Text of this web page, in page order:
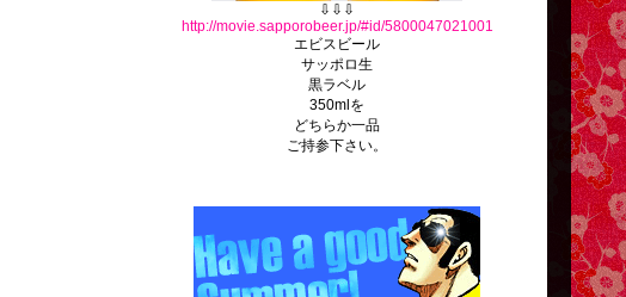
⇩⇩⇩
http://movie.sapporobeer.jp/#id/5800047021001
エビスビール
サッポロ生
黒ラベル
350mlを
どちらか一品
ご持参下さい。